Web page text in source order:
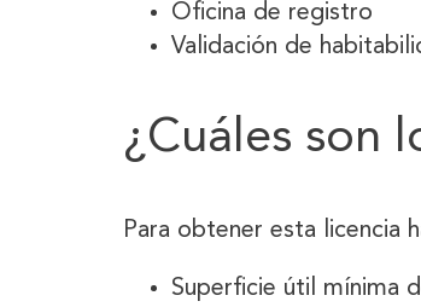
Oficina de registro
Validación de
¿Cuáles son
Para obtener esta licencia
Superficie útil mínima